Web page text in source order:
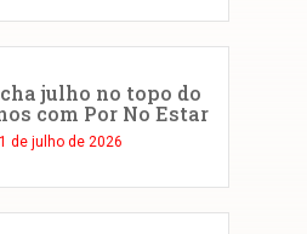
julho no topo do
com Por No Estar
de julho de 2026